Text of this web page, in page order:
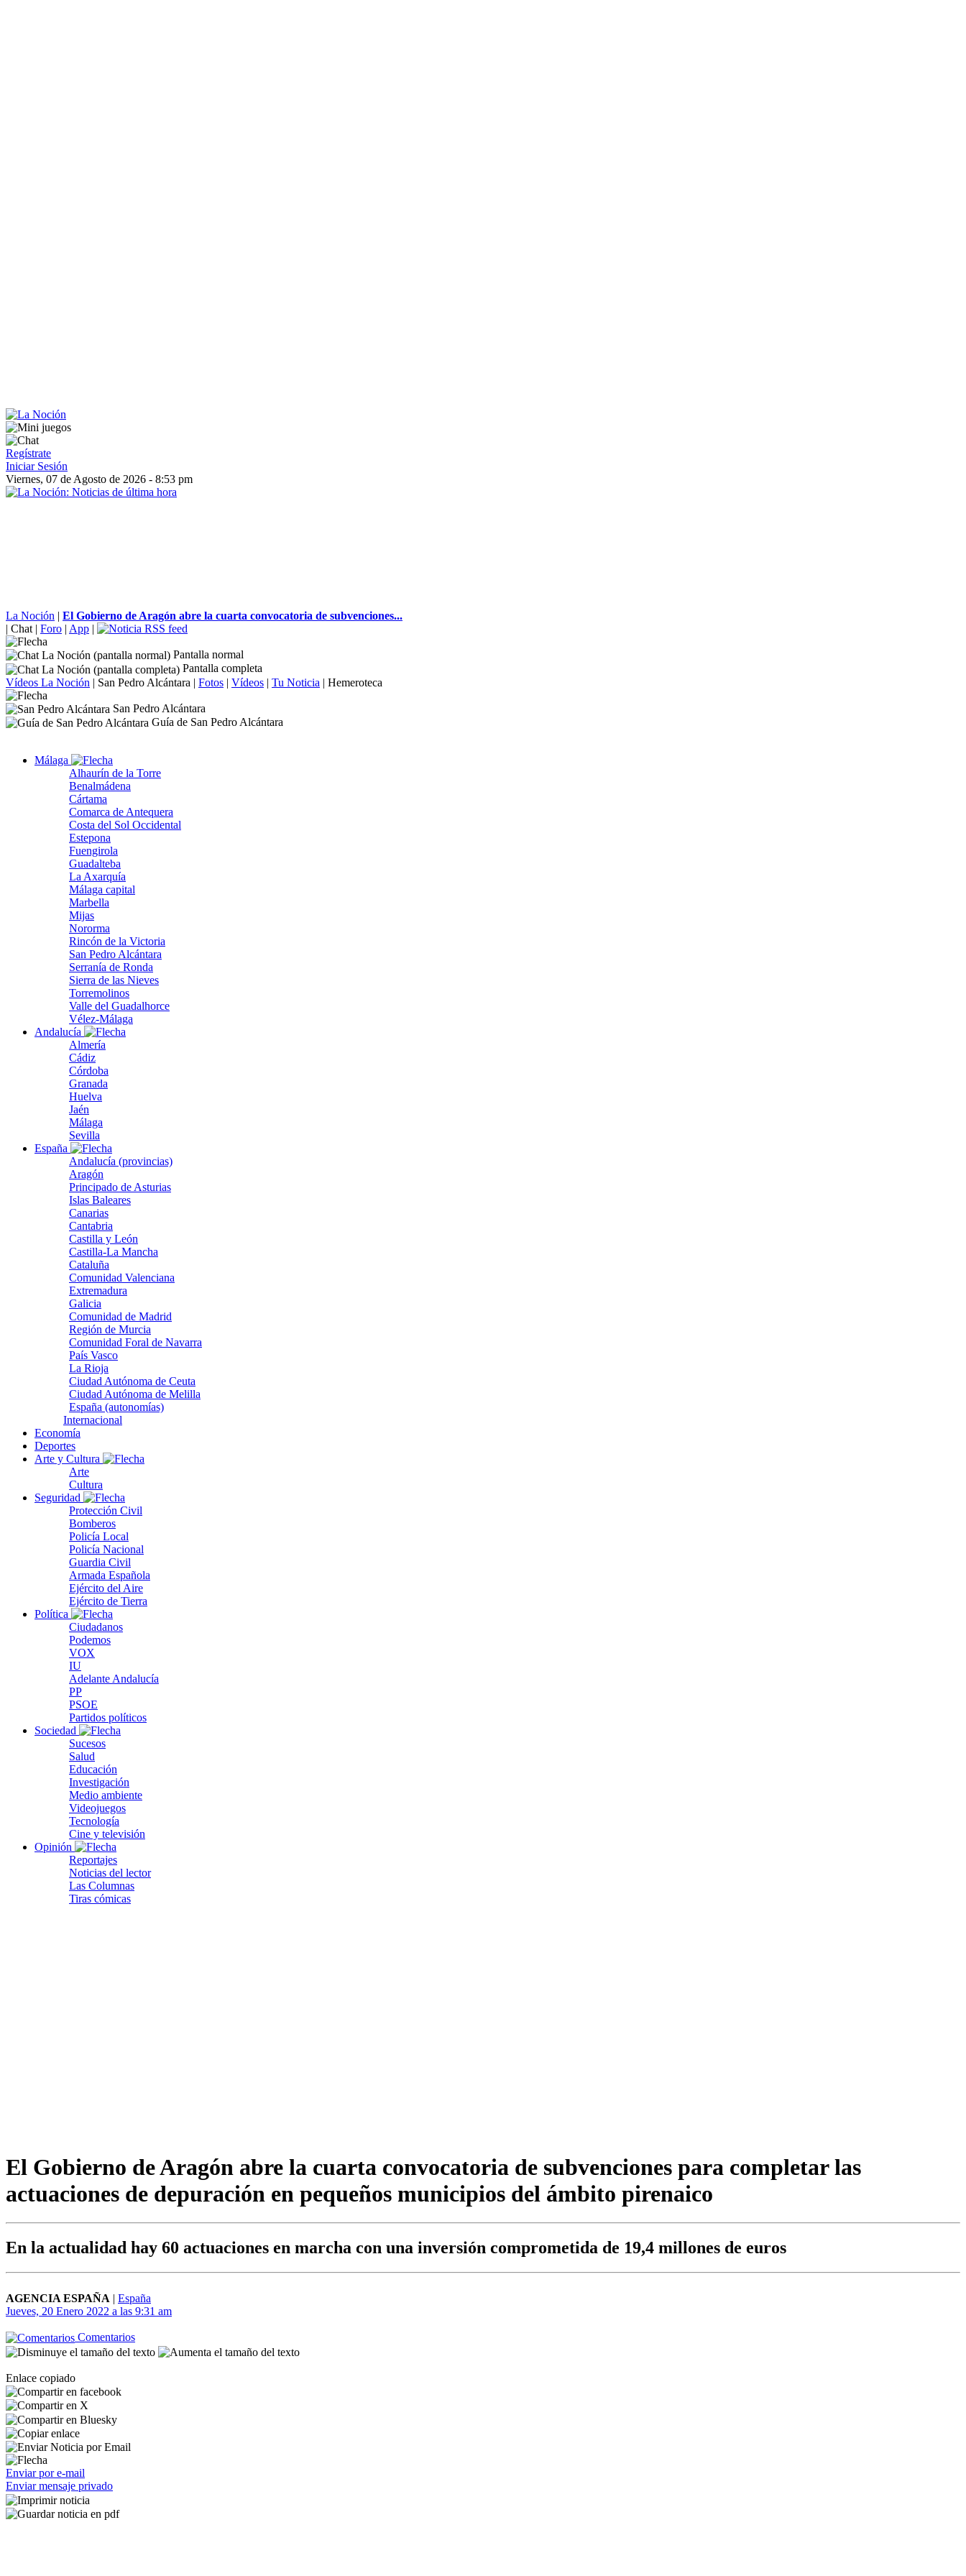
Regístrate
Iniciar Sesión
Viernes, 07 de Agosto de 2026 - 8:53 pm
La Noción | El Gobierno de Aragón abre la cuarta convocatoria de subvenciones...
| Chat | Foro | App |
Pantalla normal
Pantalla completa
Vídeos La Noción | San Pedro Alcántara | Fotos | Vídeos | Tu Noticia | Hemeroteca
San Pedro Alcántara
Guía de San Pedro Alcántara
Málaga
Alhaurín de la Torre
Benalmádena
Cártama
Comarca de Antequera
Costa del Sol Occidental
Estepona
Fuengirola
Guadalteba
La Axarquía
Málaga capital
Marbella
Mijas
Nororma
Rincón de la Victoria
San Pedro Alcántara
Serranía de Ronda
Sierra de las Nieves
Torremolinos
Valle del Guadalhorce
Vélez-Málaga
Andalucía
Almería
Cádiz
Córdoba
Granada
Huelva
Jaén
Málaga
Sevilla
España
Andalucía (provincias)
Aragón
Principado de Asturias
Islas Baleares
Canarias
Cantabria
Castilla y León
Castilla-La Mancha
Cataluña
Comunidad Valenciana
Extremadura
Galicia
Comunidad de Madrid
Región de Murcia
Comunidad Foral de Navarra
País Vasco
La Rioja
Ciudad Autónoma de Ceuta
Ciudad Autónoma de Melilla
España (autonomías)
Internacional
Economía
Deportes
Arte y Cultura
Arte
Cultura
Seguridad
Protección Civil
Bomberos
Policía Local
Policía Nacional
Guardia Civil
Armada Española
Ejército del Aire
Ejército de Tierra
Política
Ciudadanos
Podemos
VOX
IU
Adelante Andalucía
PP
PSOE
Partidos políticos
Sociedad
Sucesos
Salud
Educación
Investigación
Medio ambiente
Videojuegos
Tecnología
Cine y televisión
Opinión
Reportajes
Noticias del lector
Las Columnas
Tiras cómicas
El Gobierno de Aragón abre la cuarta convocatoria de subvenciones para completar las
actuaciones de depuración en pequeños municipios del ámbito pirenaico
En la actualidad hay 60 actuaciones en marcha con una inversión comprometida de 19,4 millones de euros
AGENCIA ESPAÑA | España
Jueves, 20 Enero 2022 a las 9:31 am
Comentarios
Enlace copiado
Enviar por e-mail
Enviar mensaje privado